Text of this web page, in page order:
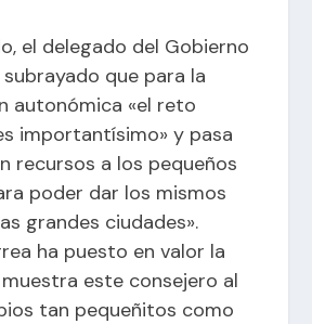
el delegado del Gobierno
que para la
autonómica «el reto
importantísimo» y pasa
recursos a los pequeños
poder dar los mismos
grandes ciudades».
ha puesto en valor la
este consejero al
tan pequeñitos como